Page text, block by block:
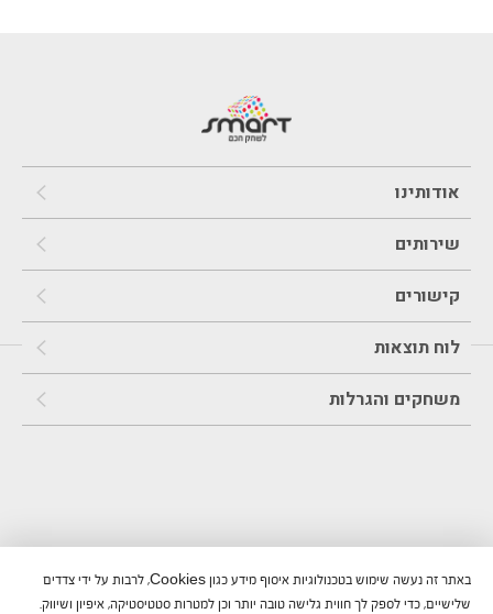
אודותינו
שירותים
קישורים
לוח תוצאות
משחקים והגרלות
באתר זה נעשה שימוש בטכנולוגיות איסוף מידע כגון Cookies, לרבות על ידי צדדים
שלישיים, כדי לספק לך חווית גלישה טובה יותר וכן למטרות סטטיסטיקה, איפיון ושיווק.